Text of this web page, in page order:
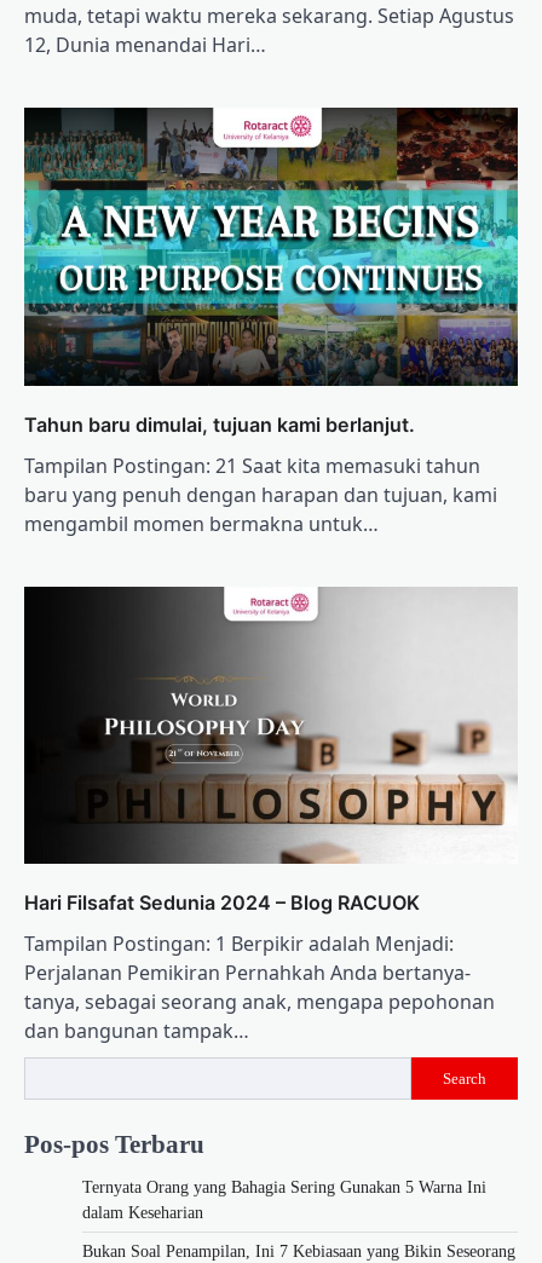
muda, tetapi waktu mereka sekarang. Setiap Agustus
12, Dunia menandai Hari…
Tahun baru dimulai, tujuan kami berlanjut.
Tampilan Postingan: 21 Saat kita memasuki tahun
baru yang penuh dengan harapan dan tujuan, kami
mengambil momen bermakna untuk…
Hari Filsafat Sedunia 2024 – Blog RACUOK
Tampilan Postingan: 1 Berpikir adalah Menjadi:
Perjalanan Pemikiran Pernahkah Anda bertanya-
tanya, sebagai seorang anak, mengapa pepohonan
dan bangunan tampak…
Search
Pos-pos Terbaru
Ternyata Orang yang Bahagia Sering Gunakan 5 Warna Ini
dalam Keseharian
Bukan Soal Penampilan, Ini 7 Kebiasaan yang Bikin Seseorang